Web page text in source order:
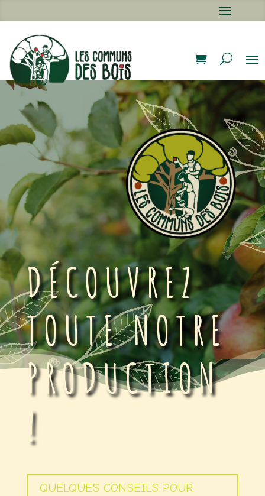
ACTUALITÉS
DÉCOUVREZ
TOUTE NOTRE
PRODUCTION
!
QUELQUES CONSEILS POUR